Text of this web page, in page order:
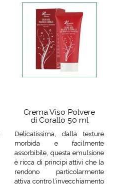
Crema Viso Polvere
di Corallo 50 ml
Delicatissima, dalla texture
morbida e facilmente
assorbibile, questa emulsione
è ricca di principi attivi che la
rendono particolarmente
attiva contro l’invecchiamento